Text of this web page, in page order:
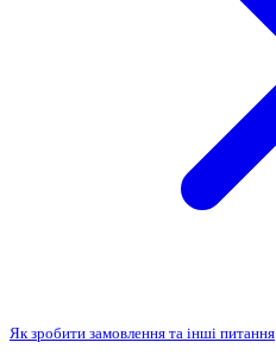
Як зробити замовлення та інші питання